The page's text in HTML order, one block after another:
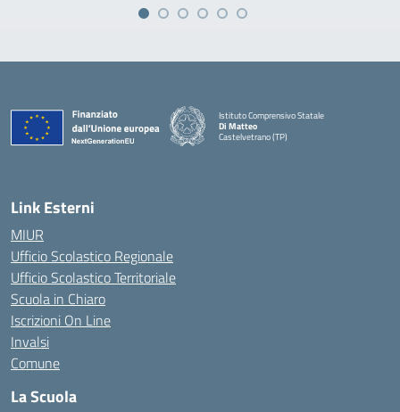
Istituto Comprensivo Statale
Di Matteo
Castelvetrano (TP)
Link Esterni
MIUR
Ufficio Scolastico Regionale
Ufficio Scolastico Territoriale
Scuola in Chiaro
Iscrizioni On Line
Invalsi
Comune
La Scuola